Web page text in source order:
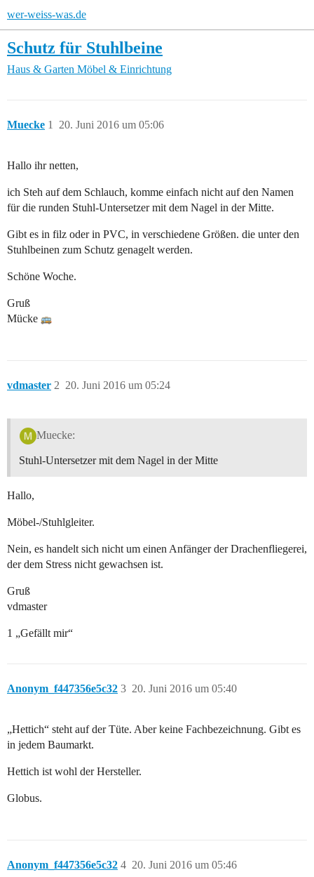
wer-weiss-was.de
Schutz für Stuhlbeine
Haus & Garten Möbel & Einrichtung
Muecke 20. Juni 2016 um 05:06
1
Hallo ihr netten,
ich Steh auf dem Schlauch, komme einfach nicht auf den Namen
für die runden Stuhl-Untersetzer mit dem Nagel in der Mitte.
Gibt es in filz oder in PVC, in verschiedene Größen. die unter den
Stuhlbeinen zum Schutz genagelt werden.
Schöne Woche.
Gruß
Mücke
vdmaster 20. Juni 2016 um 05:24
2
Muecke:
Stuhl-Untersetzer mit dem Nagel in der Mitte
Hallo,
Möbel-/Stuhlgleiter.
Nein, es handelt sich nicht um einen Anfänger der Drachenfliegerei,
der dem Stress nicht gewachsen ist.
Gruß
vdmaster
1 „Gefällt mir“
Anonym_f447356e5c32 20. Juni 2016 um 05:40
3
„Hettich“ steht auf der Tüte. Aber keine Fachbezeichnung. Gibt es
in jedem Baumarkt.
Hettich ist wohl der Hersteller.
Globus.
Anonym_f447356e5c32 20. Juni 2016 um 05:46
4